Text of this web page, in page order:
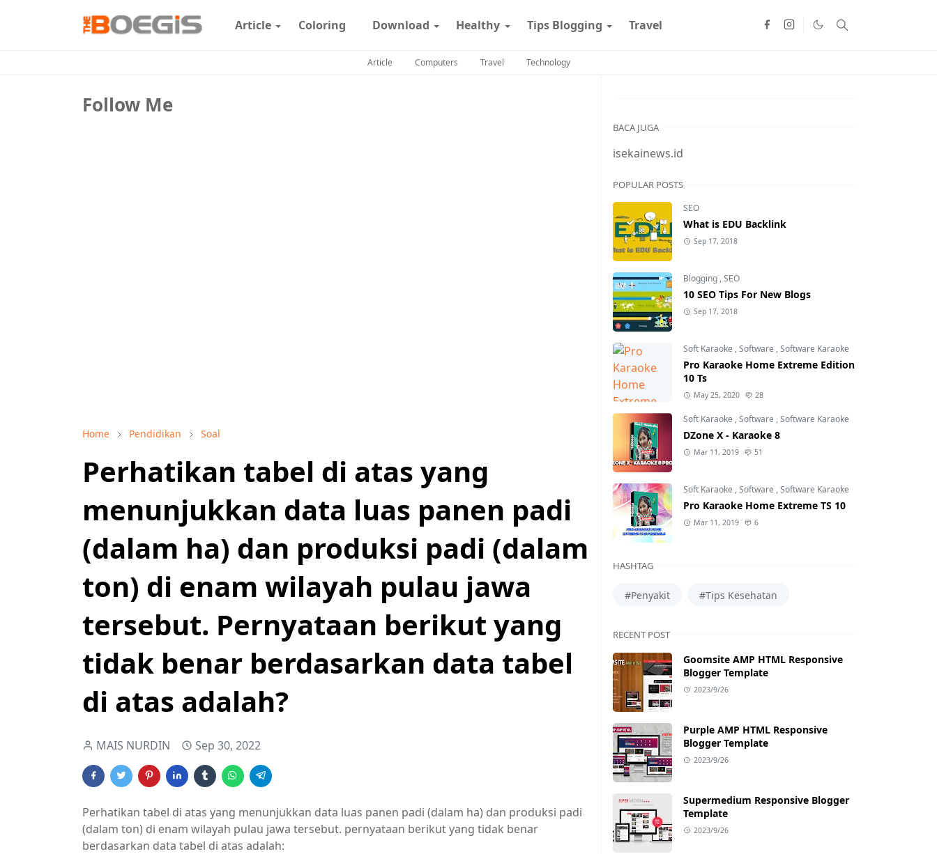
Article Coloring Download Healthy Tips Blogging Travel
Article Computers Travel Technology
Follow Me
Home Pendidikan Soal
Perhatikan tabel di atas yang
menunjukkan data luas panen padi
(dalam ha) dan produksi padi (dalam
ton) di enam wilayah pulau jawa
tersebut. Pernyataan berikut yang
tidak benar berdasarkan data tabel
di atas adalah?
MAIS NURDIN Sep 30, 2022
Perhatikan tabel di atas yang menunjukkan data luas panen padi (dalam ha) dan produksi padi
(dalam ton) di enam wilayah pulau jawa tersebut. pernyataan berikut yang tidak benar
berdasarkan data tabel di atas adalah:
BACA JUGA
isekainews.id
POPULAR POSTS
SEO
What is EDU Backlink
Sep 17, 2018
Blogging ,SEO
10 SEO Tips For New Blogs
Sep 17, 2018
Soft Karaoke ,Software ,Software Karaoke
Pro Karaoke Home Extreme Edition
10 Ts
May 25, 2020 28
Soft Karaoke ,Software ,Software Karaoke
DZone X - Karaoke 8
Mar 11, 2019 51
Soft Karaoke ,Software ,Software Karaoke
Pro Karaoke Home Extreme TS 10
Mar 11, 2019 6
HASHTAG
#Penyakit #Tips Kesehatan
RECENT POST
Goomsite AMP HTML Responsive
Blogger Template
2023/9/26
Purple AMP HTML Responsive
Blogger Template
2023/9/26
Supermedium Responsive Blogger
Template
2023/9/26